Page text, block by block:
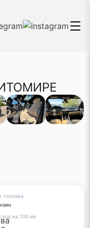
топлива
на 100 км